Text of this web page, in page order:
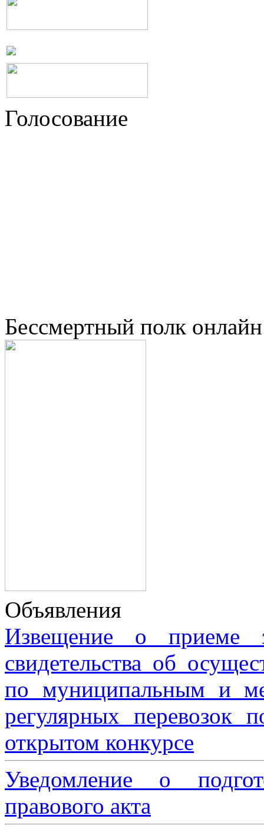
Голосование
Бессмертный полк онлайн
Объявления
Извещение о приеме
свидетельства об
по муниципальным и
регулярных перевозок
открытом конкурсе
Уведомление о
правового акта